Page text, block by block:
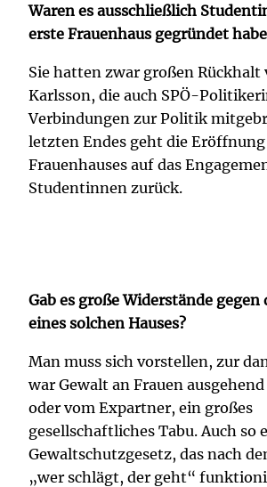
Waren es ausschließlich
erste Frauenhaus gegründet
Sie hatten zwar großen
Karlsson, die auch SPÖ-
Verbindungen zur Politik
letzten Endes geht die Eröffnung
Frauenhauses auf das
Studentinnen zurück.
Gab es große Widerstände
eines solchen Hauses?
Man muss sich vorstellen, zur
war Gewalt an Frauen
oder vom Expartner, ein großes
gesellschaftliches Tabu. Auch so
Gewaltschutzgesetz, das nach
„wer schlägt, der geht“